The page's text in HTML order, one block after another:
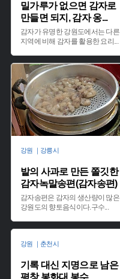
밀가루가 없으면 감자로
만들면 되지, 감자 옹...
감자가 유명한 강원도에서는 다른
지역에 비해 감자를 활용한 요리 ...
강원 ｜강릉시
밭의 사과로 만든 쫄깃한
감자녹말송편(감자송편)
감자송편은 감자의 생산량이 많은
강원도의 향토음식이다.구수...
강원 ｜춘천시
기록 대신 지명으로 남은
평창 봉화대 봉수